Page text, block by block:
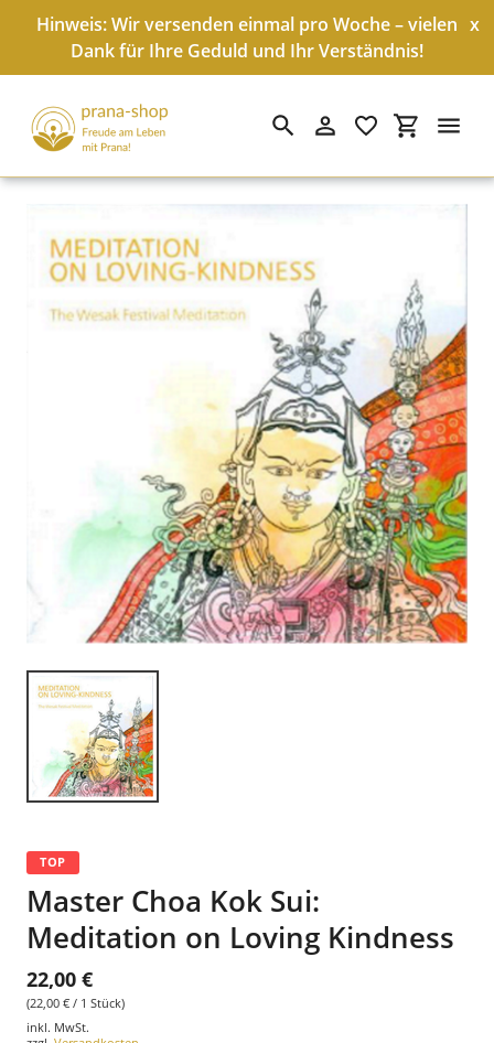
Direkt
Hinweis: Wir versenden einmal pro Woche – vielen
Dank für Ihre Geduld und Ihr Verständnis!
x
SuchenEinloggen
TOP
Master Choa Kok Sui:
Meditation on Loving Kindness
22,00 €
(22,00 € / 1 Stück)
inkl. MwSt.